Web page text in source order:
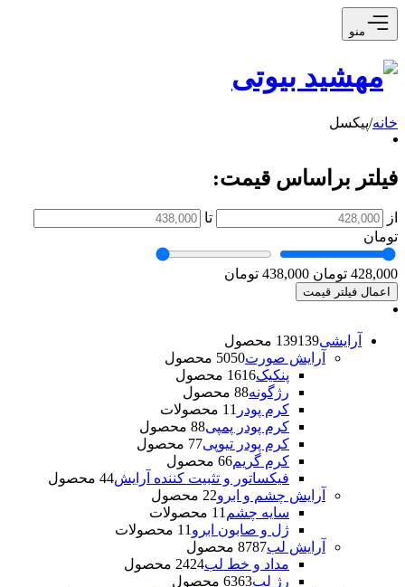
منو
خانه/پیکسل
فیلتر براساس قیمت:
از
تا
تومان
428,000 تومان 438,000 تومان
اعمال فیلتر قیمت
آرایشی 139139 محصول
آرایش صورت
5050 محصول
پنکیک
1616 محصول
رژگونه 88 محصول
کرم پودر
1 1 محصولات
کرم پودر پمپی 88 محصول
کرم پودر تیوپی 77 محصول
کرم گریم 66 محصول
فیکساتور و تثبیت کننده آرایش 44 محصول
آرایش چشم و ابرو 22 محصول
سایه چشم
1 1 محصولات
ژل و صابون ابرو
1 1 محصولات
آرایش لب
8787 محصول
مداد و خط لب
2424 محصول
رژ لب
6363 محصول